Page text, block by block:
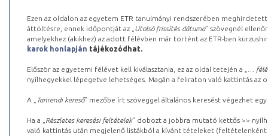
Ezen az oldalon az egyetem ETR tanulmányi rendszerében
áttöltésre, ennek időpontját az „ Utolsó frissítés dátuma” szövegnél
amelyekhez (akikhez) az adott félévben már történt az ETR-ben
karok honlapján tájékozódhat.
Először az egyetemi félévet kell kiválasztania, ez az oldal tetején a „
…
nyílhegyekkel lépegetve lehetséges. Magán a feliraton való kattintás az
A „ Tanrendi kereső” mezőbe írt szöveggel általános keresést végezhet
Ha a „ Részletes keresési feltételek” dobozt a jobbra mutató kettős >>
való kattintás után megjelenő listákból a kívánt tételeket (feltételenként